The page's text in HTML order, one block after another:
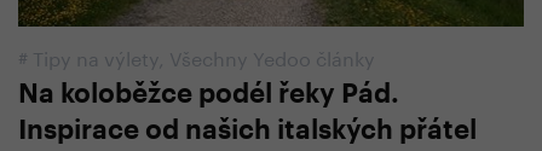
# Tipy na výlety Všechny Yedoo články
Na koloběžce podél řeky Pád.
Inspirace od našich italských přátel